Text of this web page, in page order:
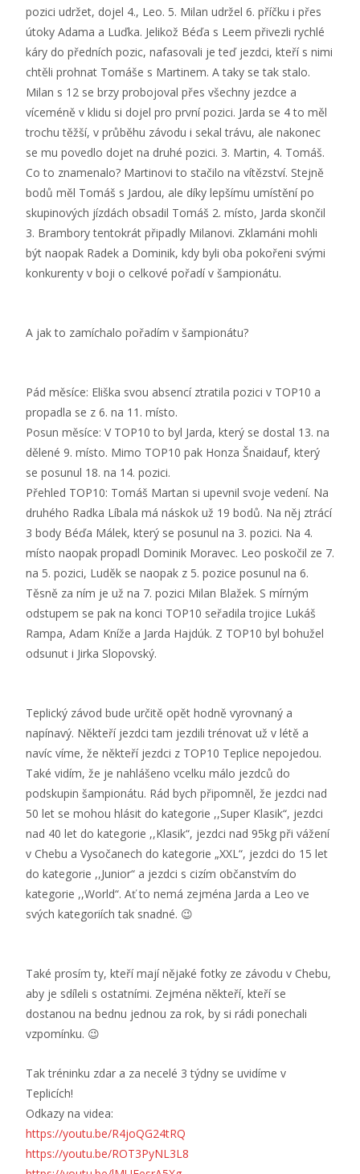
pozici udržet, dojel 4., Leo. 5. Milan udržel 6. příčku i přes
útoky Adama a Luďka. Jelikož Béďa s Leem přivezli rychlé
káry do předních pozic, nafasovali je teď jezdci, kteří s nimi
chtěli prohnat Tomáše s Martinem. A taky se tak stalo.
Milan s 12 se brzy probojoval přes všechny jezdce a
víceméně v klidu si dojel pro první pozici. Jarda se 4 to měl
trochu těžší, v průběhu závodu i sekal trávu, ale nakonec
se mu povedlo dojet na druhé pozici. 3. Martin, 4. Tomáš.
Co to znamenalo? Martinovi to stačilo na vítězství. Stejně
bodů měl Tomáš s Jardou, ale díky lepšímu umístění po
skupinových jízdách obsadil Tomáš 2. místo, Jarda skončil
3. Brambory tentokrát připadly Milanovi. Zklamáni mohli
být naopak Radek a Dominik, kdy byli oba pokořeni svými
konkurenty v boji o celkové pořadí v šampionátu.
A jak to zamíchalo pořadím v šampionátu?
Pád měsíce: Eliška svou absencí ztratila pozici v TOP10 a
propadla se z 6. na 11. místo.
Posun měsíce: V TOP10 to byl Jarda, který se dostal 13. na
dělené 9. místo. Mimo TOP10 pak Honza Šnaidauf, který
se posunul 18. na 14. pozici.
Přehled TOP10: Tomáš Martan si upevnil svoje vedení. Na
druhého Radka Líbala má náskok už 19 bodů. Na něj ztrácí
3 body Béďa Málek, který se posunul na 3. pozici. Na 4.
místo naopak propadl Dominik Moravec. Leo poskočil ze 7.
na 5. pozici, Luděk se naopak z 5. pozice posunul na 6.
Těsně za ním je už na 7. pozici Milan Blažek. S mírným
odstupem se pak na konci TOP10 seřadila trojice Lukáš
Rampa, Adam Kníže a Jarda Hajdúk. Z TOP10 byl bohužel
odsunut i Jirka Slopovský.
Teplický závod bude určitě opět hodně vyrovnaný a
napínavý. Někteří jezdci tam jezdili trénovat už v létě a
navíc víme, že někteří jezdci z TOP10 Teplice nepojedou.
Také vidím, že je nahlášeno vcelku málo jezdců do
podskupin šampionátu. Rád bych připomněl, že jezdci nad
50 let se mohou hlásit do kategorie ,,Super Klasik“, jezdci
nad 40 let do kategorie ,,Klasik“, jezdci nad 95kg při vážení
v Chebu a Vysočanech do kategorie „XXL“, jezdci do 15 let
do kategorie ,,Junior“ a jezdci s cizím občanstvím do
kategorie ,,World“. Ať to nemá zejména Jarda a Leo ve
svých kategoriích tak snadné. 😉
Také prosím ty, kteří mají nějaké fotky ze závodu v Chebu,
aby je sdíleli s ostatními. Zejména někteří, kteří se
dostanou na bednu jednou za rok, by si rádi ponechali
vzpomínku. 😉
Tak tréninku zdar a za necelé 3 týdny se uvidíme v
Teplicích!
Odkazy na videa:
https://youtu.be/R4joQG24tRQ
https://youtu.be/ROT3PyNL3L8